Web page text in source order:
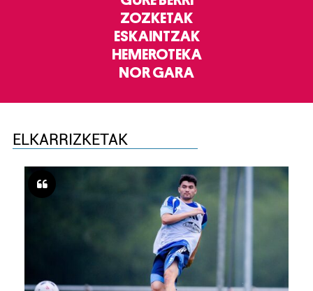
ZOZKETAK
ESKAINTZAK
HEMEROTEKA
NOR GARA
ELKARRIZKETAK